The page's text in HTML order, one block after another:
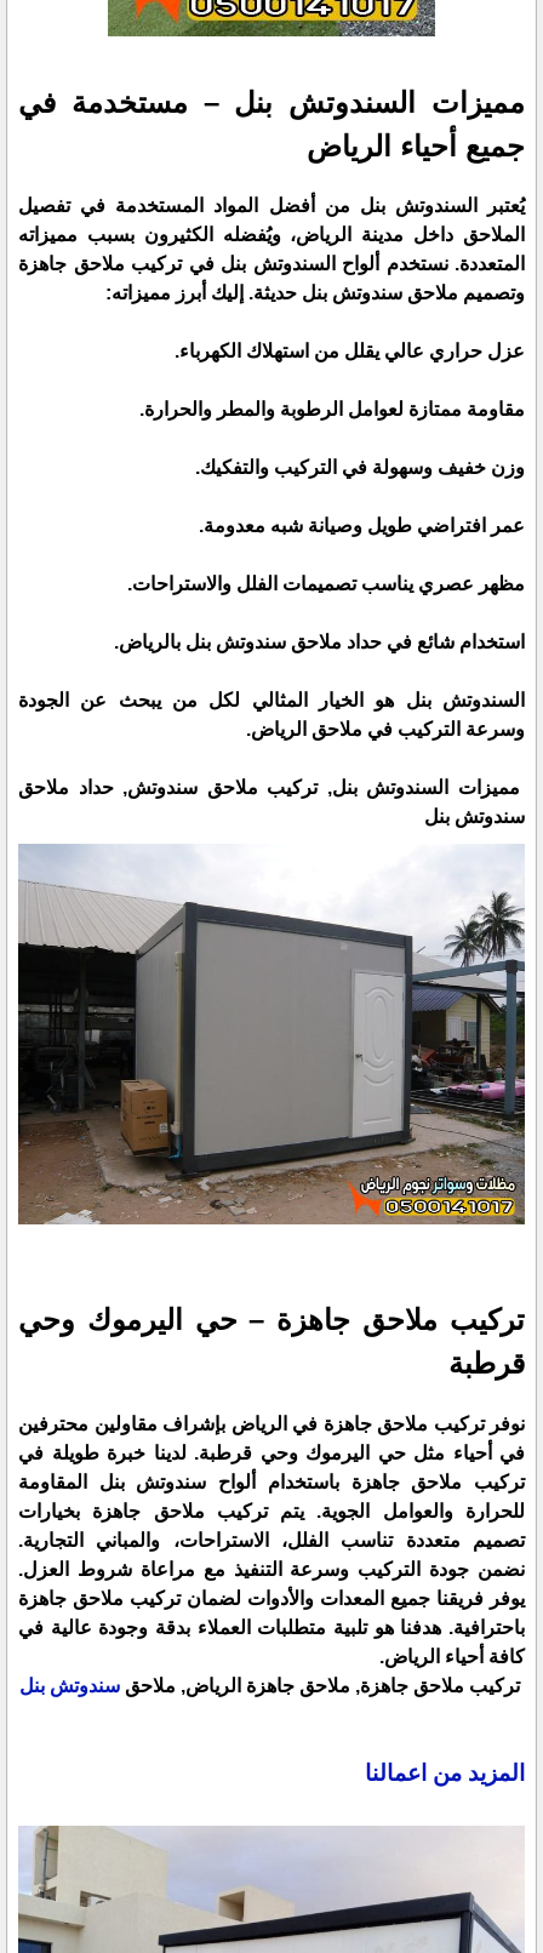
مميزات السندوتش بنل – مستخدمة في
جميع أحياء الرياض
يُعتبر السندوتش بنل من أفضل المواد المستخدمة في تفصيل
الملاحق داخل مدينة الرياض، ويُفضله الكثيرون بسبب مميزاته
المتعددة. نستخدم ألواح السندوتش بنل في تركيب ملاحق جاهزة
وتصميم ملاحق سندوتش بنل حديثة. إليك أبرز مميزاته:
عزل حراري عالي يقلل من استهلاك الكهرباء.
مقاومة ممتازة لعوامل الرطوبة والمطر والحرارة.
وزن خفيف وسهولة في التركيب والتفكيك.
عمر افتراضي طويل وصيانة شبه معدومة.
مظهر عصري يناسب تصميمات الفلل والاستراحات.
استخدام شائع في حداد ملاحق سندوتش بنل بالرياض.
السندوتش بنل هو الخيار المثالي لكل من يبحث عن الجودة
وسرعة التركيب في ملاحق الرياض.
مميزات السندوتش بنل, تركيب ملاحق سندوتش, حداد ملاحق
سندوتش بنل
تركيب ملاحق جاهزة – حي اليرموك وحي
قرطبة
نوفر تركيب ملاحق جاهزة في الرياض بإشراف مقاولين محترفين
في أحياء مثل حي اليرموك وحي قرطبة. لدينا خبرة طويلة في
تركيب ملاحق جاهزة باستخدام ألواح سندوتش بنل المقاومة
للحرارة والعوامل الجوية. يتم تركيب ملاحق جاهزة بخيارات
تصميم متعددة تناسب الفلل، الاستراحات، والمباني التجارية.
نضمن جودة التركيب وسرعة التنفيذ مع مراعاة شروط العزل.
يوفر فريقنا جميع المعدات والأدوات لضمان تركيب ملاحق جاهزة
باحترافية. هدفنا هو تلبية متطلبات العملاء بدقة وجودة عالية في
كافة أحياء الرياض.
تركيب ملاحق جاهزة, ملاحق جاهزة الرياض, ملاحق سندوتش بنل
المزيد من اعمالنا